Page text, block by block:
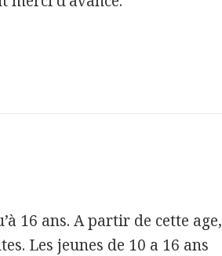
16 ans. A partir de cette age,
Les jeunes de 10 a 16 ans